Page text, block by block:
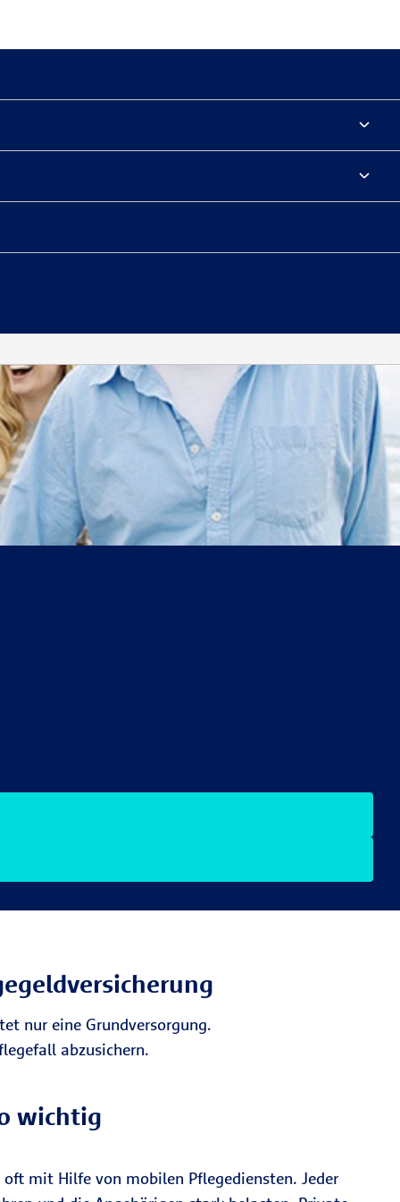
nur eine Grundversorgung.
abzusichern.
wichtig
mit Hilfe von mobilen Pflegediensten. Jeder